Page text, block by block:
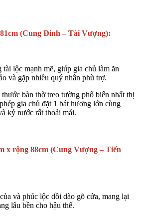
(Cung Đinh – Tài Vượng):
tài lộc mạnh mẽ, giúp gia chủ làm ăn
và gặp nhiều quý nhân phù trợ.
bàn thờ treo tường phổ biến nhất thị
gia chủ đặt 1 bát hương lớn cùng
kỷ nước rất thoải mái.
x rộng 88cm (Cung Vượng – Tiến
và phúc lộc dồi dào gõ cửa, mang lại
lâu bền cho hậu thế.